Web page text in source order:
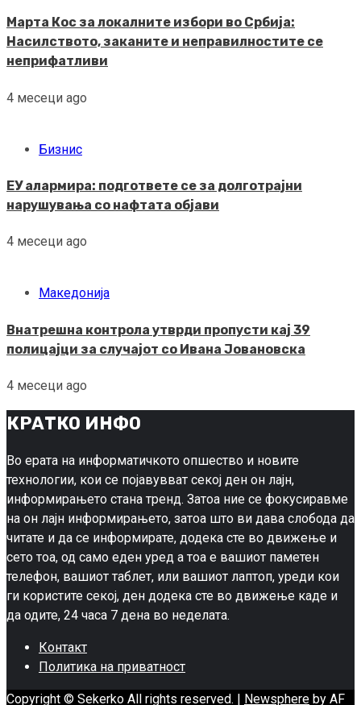
Марта Кос за локалните избори во Србија:
Насилството, заканите и неправилностите се
неприфатливи
4 месеци ago
Бизнис
ЕУ алармира: подгответе се за долготрајни
нарушувања со нафтата објави
4 месеци ago
Македонија
Внатрешна контрола утврди пропусти кај 39
полицајци за случајот со Ивана Јовановска
4 месеци ago
КРАТКО ИНФО
Во ерата на информатичкото опшество и новите
технологии, кои се појавувват секој ден он лајн,
информирањето стана тренд. Затоа ние се фокусиравме
на он лајн информирањето, затоа што ви дава слобода да
читате и да се информирате, додека сте во движење и
сето тоа, од само еден уред а тоа е вашиот паметен
телефон, вашиот таблет, или вашиот лаптоп, уреди кои
ги користите секој, ден додека сте во движење каде и
да одите, 24 часа 7 дена во неделата.
Контакт
Политика на приватност
Copyright © Sekerko All rights reserved. Newsphere by AF